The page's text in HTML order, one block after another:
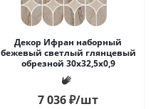
Декор Ифран наборный
бежевый светлый глянцевый
обрезной 30x32,5x0,9
7 036₽/шт